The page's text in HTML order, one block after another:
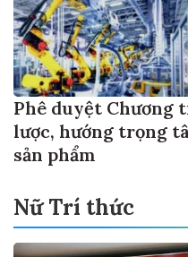
Phê duyệt Chương
lược, hướng trọng
sản phẩm
Nữ Trí thức